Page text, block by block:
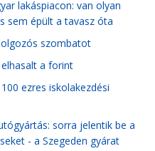
lakáspiacon: van olyan
sem épült a tavasz óta
szombatot
elhasalt a forint
ezres iskolakezdési
sorra jelentik be a
- a Szegeden gyárat